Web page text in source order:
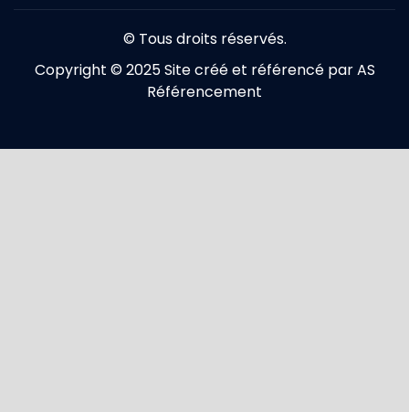
© Tous droits réservés.
Copyright © 2025 Site créé et référencé par AS
Référencement